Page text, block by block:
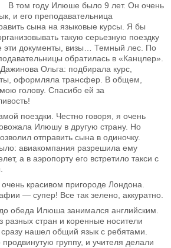
В том году Илюше было 9 лет. Он очень
и его преподавательница
сына на языковые курсы. Я бы
такую серьезную поездку
эти документы, визы… Темный лес. По
обратилась в «Канцлер».
Ольга: подбирала курс,
оформляла трансфер. В общем,
голову. Спасибо ей за
поездки. Честно говоря, я очень
Илюшу в другую страну. Но
отправить сына в одиночку.
авиакомпания разрешила ему
а в аэропорту его встретило такси с
красивом пригороде Лондона.
— супер! Все так зелено, аккуратно.
обеда Илюша занимался английским.
разных стран и коренные носители
сразу нашел общий язык с ребятами.
группу, и учителя делали